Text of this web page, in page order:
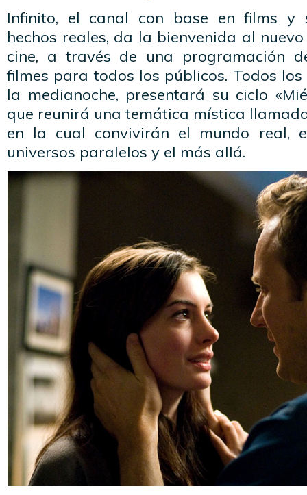
Infinito, el canal con base en films y
hechos reales, da la bienvenida al
cine, a través de una programación
filmes para todos los públicos. Todos
la medianoche, presentará su ciclo
que reunirá una temática mística
en la cual convivirán el mundo real,
universos paralelos y el más allá.